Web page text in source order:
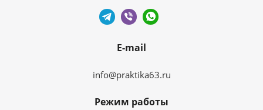
E-mail
info@praktika63.ru
Режим работы